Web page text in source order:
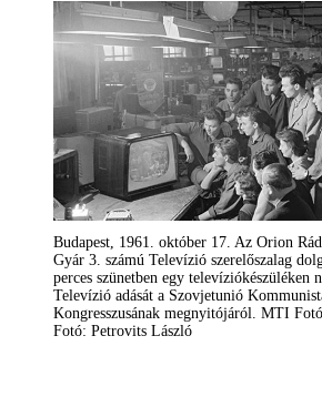
Budapest, 1961. október 17. Az Orion
Gyár 3. számú Televízió szerelőszalag
perces szünetben egy televíziókészüléken
Televízió adását a Szovjetunió
Kongresszusának megnyitójáról. MTI
Fotó: Petrovits László